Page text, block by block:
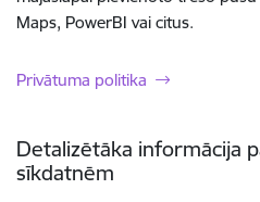
Maps, PowerBI vai citus.
Privātuma politika
Detalizētāka informācija
sīkdatnēm